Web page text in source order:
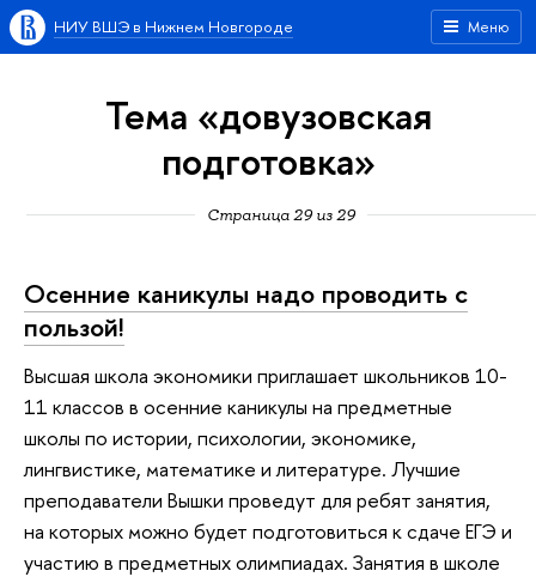
Меню
НИУ ВШЭ в Нижнем Новгороде
Тема «довузовская
подготовка»
Страница 29 из 29
Осенние каникулы надо проводить с
пользой!
Высшая школа экономики приглашает школьников 10-
11 классов в осенние каникулы на предметные
школы по истории, психологии, экономике,
лингвистике, математике и литературе. Лучшие
преподаватели Вышки проведут для ребят занятия,
на которых можно будет подготовиться к сдаче ЕГЭ и
участию в предметных олимпиадах. Занятия в школе